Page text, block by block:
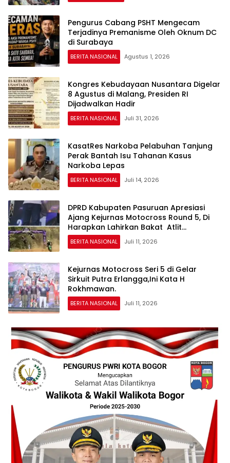
Pengurus Cabang PSHT Mengecam
Terjadinya Premanisme Oleh Oknum DC
di Surabaya
BERITA NASIONAL Agustus 1, 2026
Kongres Kebudayaan Nusantara Digelar
8 Agustus di Malang, Presiden RI
Dijadwalkan Hadir
BERITA NASIONAL Juli 31, 2026
KasatRes Narkoba Pelabuhan Tanjung
Perak Bantah Isu Tahanan Kasus
Narkoba Lepas
BERITA NASIONAL Juli 14, 2026
DPRD Kabupaten Pasuruan Apresiasi
Ajang Kejurnas Motocross Round 5, Di
Harapkan Lahirkan Bakat Atlit
Berprestasi.
BERITA NASIONAL Juli 11, 2026
Kejurnas Motocross Seri 5 di Gelar
Sirkuit Putra Erlangga,Ini Kata H
Rokhmawan.
BERITA NASIONAL Juli 11, 2026